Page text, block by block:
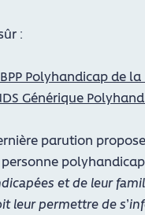
:
Polyhandicap de la
Générique
parution
et de leur
leur permettre de